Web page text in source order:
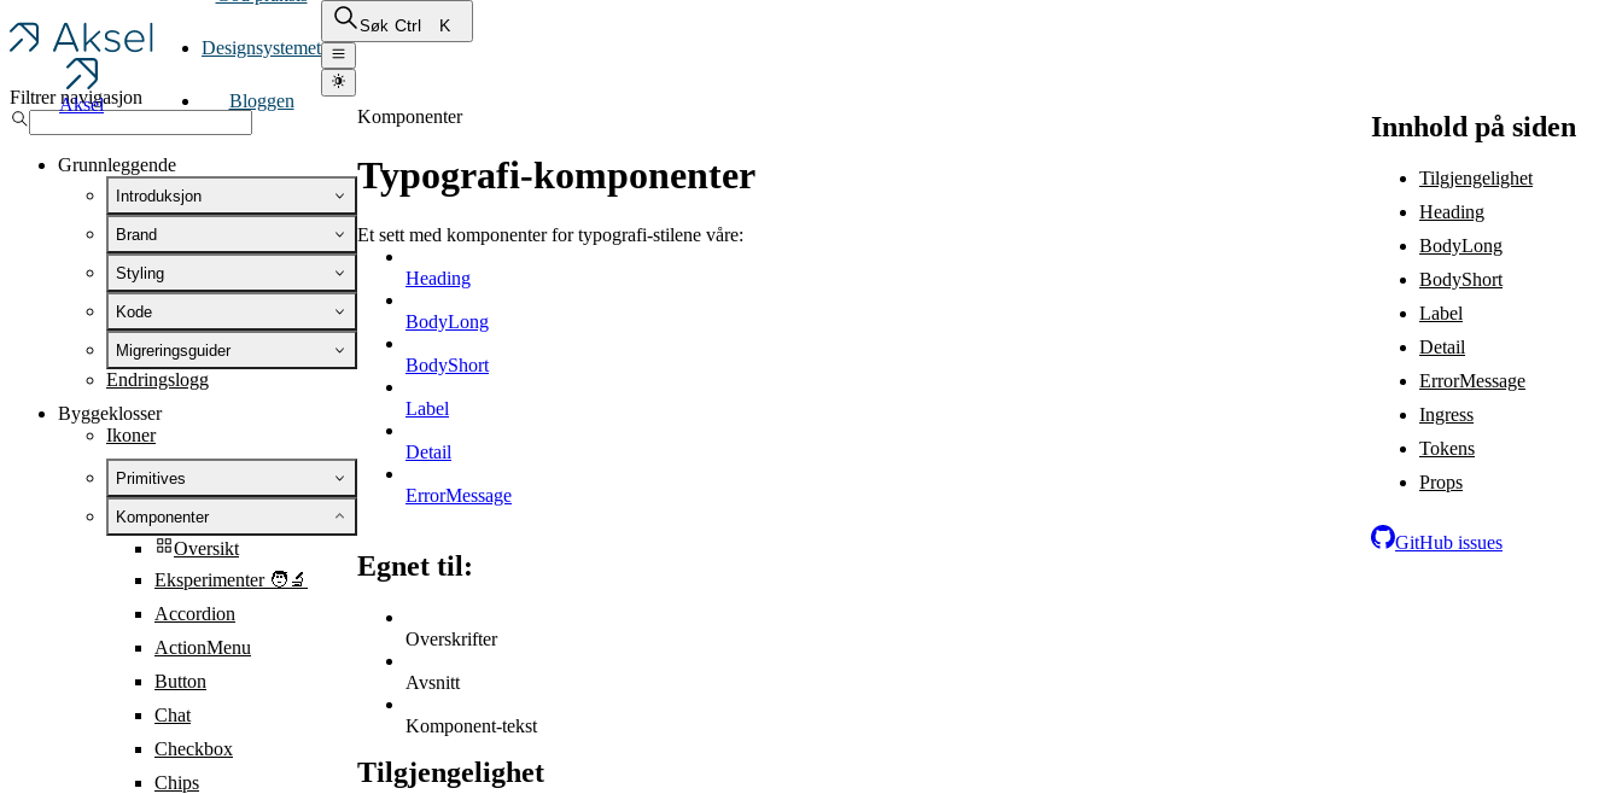
Aksel
Designsystemet
Bloggen
Søk Ctrl K
Filtrer navigasjon
Grunnleggende
Introduksjon
Brand
Styling
Kode
Migreringsguider
Endringslogg
Byggeklosser
Ikoner
Primitives
Komponenter
Oversikt
Eksperimenter 🧑‍🔬
Accordion
ActionMenu
Button
Chat
Checkbox
Chips
Komponenter
Typografi-komponenter
Et sett med komponenter for typografi-stilene våre:
Heading
BodyLong
BodyShort
Label
Detail
ErrorMessage
Innhold på siden
Tilgjengelighet
Heading
BodyLong
BodyShort
Label
Detail
ErrorMessage
Ingress
Tokens
Props
GitHub issues
Egnet til:
Overskrifter
Avsnitt
Komponent-tekst
Tilgjengelighet